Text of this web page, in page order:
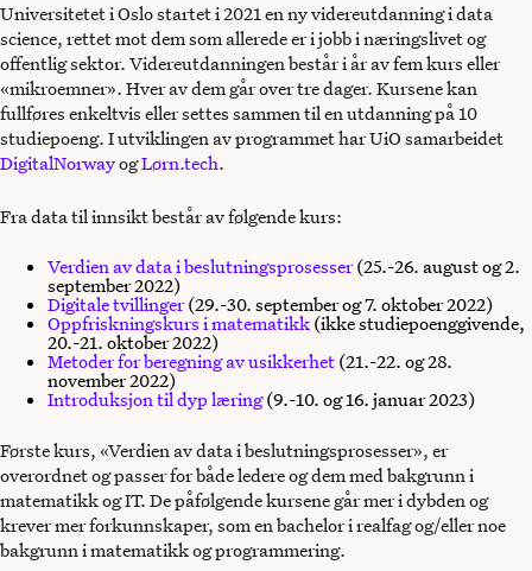
Universitetet i Oslo startet i 2021 en ny videreutdanning i data
science, rettet mot dem som allerede er i jobb i næringslivet og
offentlig sektor. Videreutdanningen består i år av fem kurs eller
«mikroemner». Hver av dem går over tre dager. Kursene kan
fullføres enkeltvis eller settes sammen til en utdanning på 10
studiepoeng. I utviklingen av programmet har UiO samarbeidet
DigitalNorwayogLørn.tech.
Fra data til innsikt består av følgende kurs:
Verdien av data i beslutningsprosesser(25.-26. august og 2.
september 2022)
Digitale tvillinger(29.-30. september og 7. oktober 2022)
Oppfriskningskurs i matematikk(ikke studiepoenggivende,
20.-21. oktober 2022)
Metoder for beregning av usikkerhet(21.-22. og 28.
november 2022)
Introduksjon til dyp læring(9.-10. og 16. januar 2023)
Første kurs, «Verdien av data i beslutningsprosesser», er
overordnet og passer for både ledere og dem med bakgrunn i
matematikk og IT. De påfølgende kursene går mer i dybden og
krever mer forkunnskaper, som en bachelor i realfag og/eller noe
bakgrunn i matematikk og programmering.